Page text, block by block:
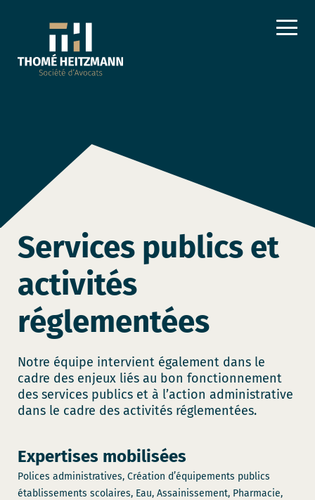
Services publics et
activités
réglementées
Notre équipe intervient également dans le
cadre des enjeux liés au bon fonctionnement
des services publics et à l’action administrative
dans le cadre des activités réglementées.
Expertises mobilisées
Polices administratives, Création d’équipements publics
établissements scolaires, Eau, Assainissement, Pharmacie,